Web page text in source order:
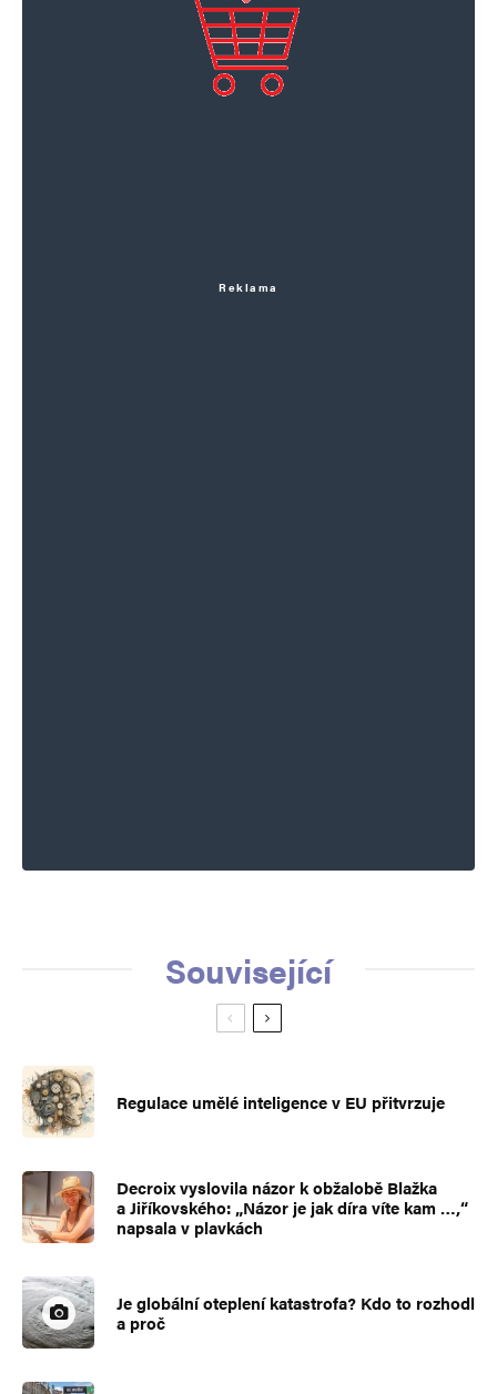
Reklama
Související
Regulace umělé inteligence v EU přitvrzuje
Decroix vyslovila názor k obžalobě Blažka
a Jiříkovského: „Názor je jak díra víte kam …,“
napsala v plavkách
Je globální oteplení katastrofa? Kdo to rozhodl
a proč